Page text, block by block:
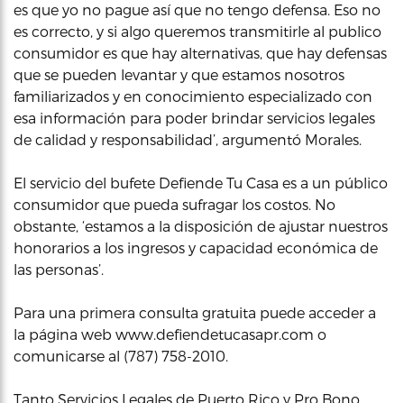
es que yo no pague así que no tengo defensa. Eso no
es correcto, y si algo queremos transmitirle al publico
consumidor es que hay alternativas, que hay defensas
que se pueden levantar y que estamos nosotros
familiarizados y en conocimiento especializado con
esa información para poder brindar servicios legales
de calidad y responsabilidad’, argumentó Morales.
El servicio del bufete Defiende Tu Casa es a un público
consumidor que pueda sufragar los costos. No
obstante, ‘estamos a la disposición de ajustar nuestros
honorarios a los ingresos y capacidad económica de
las personas’.
Para una primera consulta gratuita puede acceder a
la página web www.defiendetucasapr.com o
comunicarse al (787) 758-2010.
Tanto Servicios Legales de Puerto Rico y Pro Bono